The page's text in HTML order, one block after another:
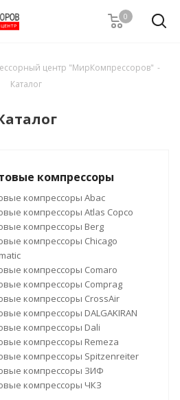
0
центр "МирКомпрессоров" -
Каталог
компрессоры
компрессоры Abac
компрессоры Atlas Copco
компрессоры Berg
компрессоры Chicago
компрессоры Comaro
компрессоры Comprag
компрессоры CrossAir
компрессоры DALGAKIRAN
компрессоры Dali
компрессоры Remeza
компрессоры Spitzenreiter
компрессоры ЗИФ
компрессоры ЧКЗ